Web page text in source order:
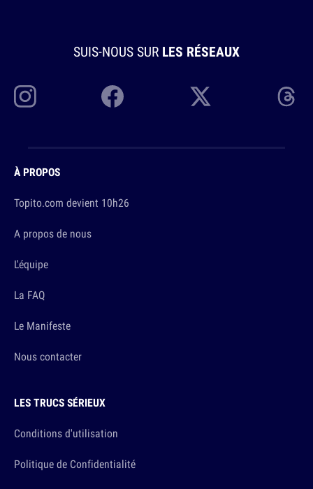
SUIS-NOUS SUR LES RÉSEAUX
À PROPOS
Topito.com devient 10h26
A propos de nous
L'équipe
La FAQ
Le Manifeste
Nous contacter
LES TRUCS SÉRIEUX
Conditions d'utilisation
Politique de Confidentialité